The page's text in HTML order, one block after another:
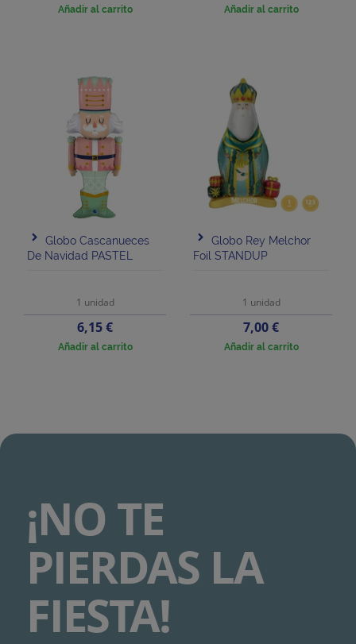
Añadir al carrito Añadir al carrito
Globo Cascanueces
De Navidad PASTEL
1 unidad
Precio
6,15 €
Añadir al carrito
Globo Rey Melchor
Foil STANDUP
1 unidad
Precio
7,00 €
Añadir al carrito
¡NO TE
PIERDAS LA
FIESTA!